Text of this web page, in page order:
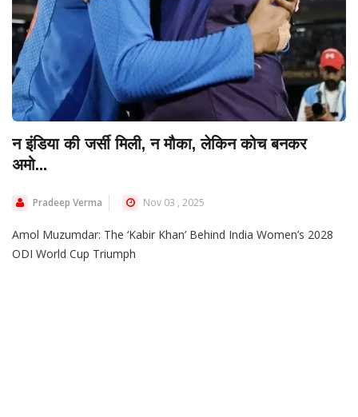
न इंडिया की जर्सी मिली, न मौका, लेकिन कोच बनकर
अमो...
Pradeep Verma Nov 03 , 2025
Amol Muzumdar: The ‘Kabir Khan’ Behind India Women’s 2028
ODI World Cup Triumph